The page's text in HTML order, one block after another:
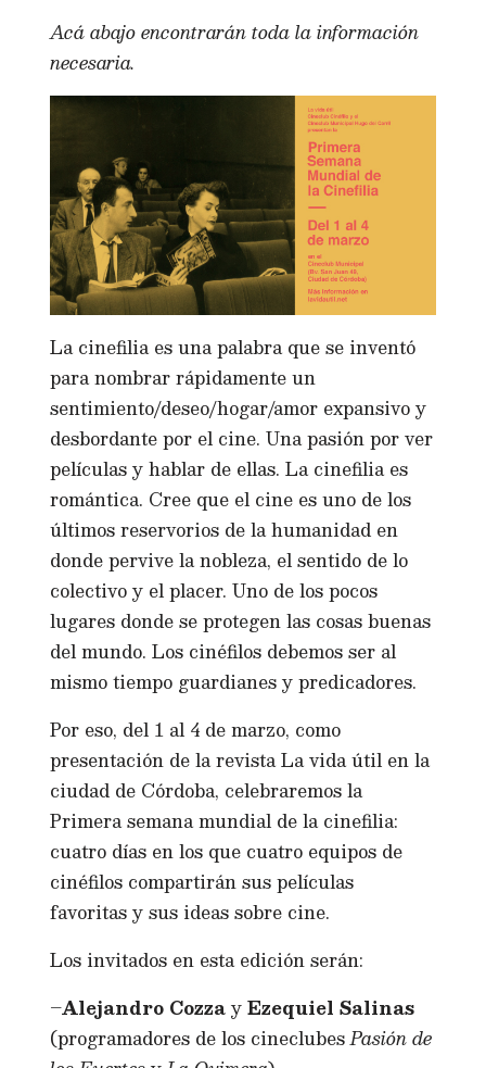
Acá abajo encontrarán toda la información
necesaria.
La cinefilia es una palabra que se inventó
para nombrar rápidamente un
sentimiento/deseo/hogar/amor expansivo y
desbordante por el cine. Una pasión por ver
películas y hablar de ellas. La cinefilia es
romántica. Cree que el cine es uno de los
últimos reservorios de la humanidad en
donde pervive la nobleza, el sentido de lo
colectivo y el placer. Uno de los pocos
lugares donde se protegen las cosas buenas
del mundo. Los cinéfilos debemos ser al
mismo tiempo guardianes y predicadores.
Por eso, del 1 al 4 de marzo, como
presentación de la revista La vida útil en la
ciudad de Córdoba, celebraremos la
Primera semana mundial de la cinefilia:
cuatro días en los que cuatro equipos de
cinéfilos compartirán sus películas
favoritas y sus ideas sobre cine.
Los invitados en esta edición serán:
–Alejandro CozzayEzequiel Salinas
(programadores de los cineclubesPasión de